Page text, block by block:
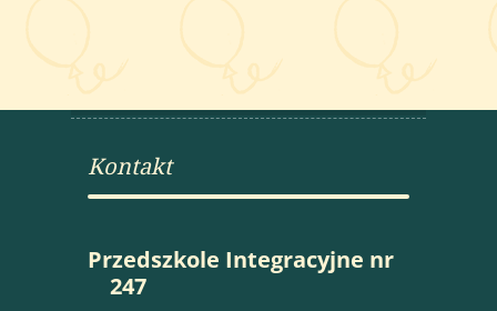
Kontakt
Przedszkole Integracyjne nr
247